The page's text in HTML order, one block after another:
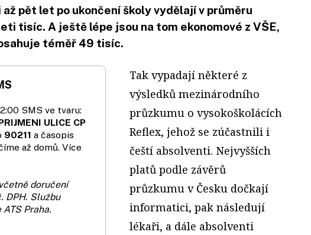
pět let po ukončení školy vydělají v průměru
tisíc. A ještě lépe jsou na tom ekonomové z VŠE,
téměř 49 tisíc.
SMS ve tvaru:
ULICE CP
90211 a časopis
až domů. Více
doručení
DPH. Službu
Praha.
Tak vypadají některé z
výsledků mezinárodního
průzkumu o vysokoškolácích
Reflex, jehož se zúčastnili i
čeští absolventi. Nejvyšších
platů podle závěrů
průzkumu v Česku dočkají
informatici, pak následují
lékaři, a dále absolventi